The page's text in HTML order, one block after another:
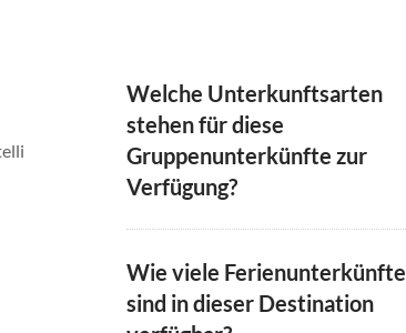
Welche Unterkunftsarten
stehen für diese
Gruppenunterkünfte zur
Verfügung?
Wie viele Ferienunterkünfte
sind in dieser Destination